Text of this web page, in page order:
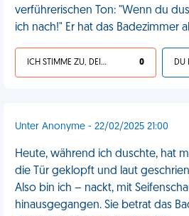
verführerischen Ton: "Wenn du
ich nach!" Er hat das Badezimmer
ICH STIMME ZU, DEIN LEBEN IST SCHEISSE 0
Unter Anonyme - 22/02/2025 21:00
Heute, während ich duschte, hat
die Tür geklopft und laut
Also bin ich – nackt, mit
hinausgegangen. Sie betrat das